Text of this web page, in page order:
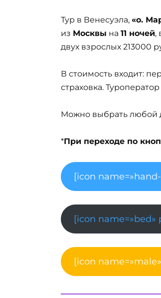
Тур в Венесуэла, «о.
из Москвы на 11 ночей,
двух взрослых 213000
В стоимость входит:
страховка.
Можно выбрать любой
*При переходе по
[icon
[icon name=»bed»
[icon